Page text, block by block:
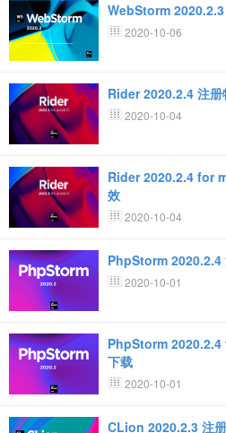
WebStorm
2020-10-06
Rider 2020.2.4 注
2020-10-04
Rider 2020.2.4 for
效
2020-10-04
PhpStorm 2020.2.4
2020-10-01
PhpStorm 2020.2.4
下载
2020-10-01
CLion 2020.2.3 注